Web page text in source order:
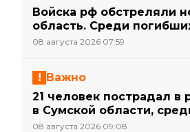
Войска рф обстреляли
область. Среди
08 августа 2026 07:59
Важно
21 человек пострадал в
в Сумской области,
08 августа 2026 09:08